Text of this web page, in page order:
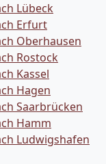
Lübeck
Erfurt
Oberhausen
Rostock
Kassel
Hagen
Saarbrücken
Hamm
Ludwigshafen